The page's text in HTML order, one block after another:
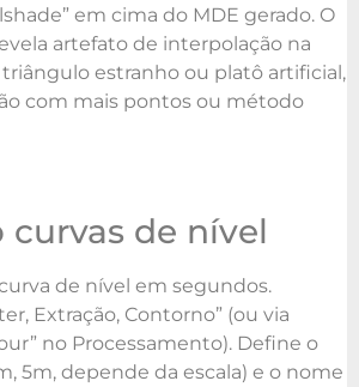
em cima do MDE gerado. O
artefato de interpolação na
triângulo estranho ou platô artificial,
com mais pontos ou método
curvas de nível
curva de nível em segundos.
Extração, Contorno” (ou via
no Processamento). Define o
5m, depende da escala) e o nome